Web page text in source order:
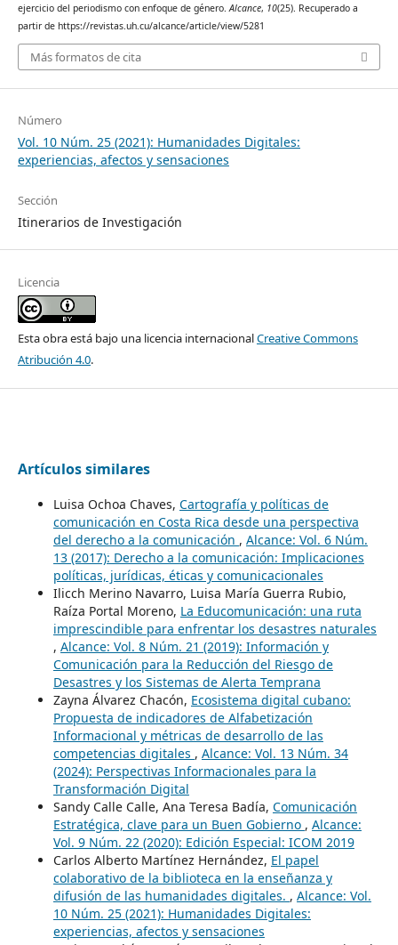
ejercicio del periodismo con enfoque de género.Alcance, 10(25). Recuperado a
partir de https://revistas.uh.cu/alcance/article/view/5281
Más formatos de cita
Número
Vol. 10 Núm. 25 (2021): Humanidades Digitales:
experiencias, afectos y sensaciones
Sección
Itinerarios de Investigación
Licencia
Esta obra está bajo una licencia internacionalCreative Commons
Atribución 4.0.
Artículos similares
Luisa Ochoa Chaves, Cartografía y políticas de
comunicación en Costa Rica desde una perspectiva
del derecho a la comunicación , Alcance: Vol. 6 Núm.
13 (2017): Derecho a la comunicación: Implicaciones
políticas, jurídicas, éticas y comunicacionales
Ilicch Merino Navarro, Luisa María Guerra Rubio,
Raíza Portal Moreno, La Educomunicación: una ruta
imprescindible para enfrentar los desastres naturales
, Alcance: Vol. 8 Núm. 21 (2019): Información y
Comunicación para la Reducción del Riesgo de
Desastres y los Sistemas de Alerta Temprana
Zayna Álvarez Chacón, Ecosistema digital cubano:
Propuesta de indicadores de Alfabetización
Informacional y métricas de desarrollo de las
competencias digitales , Alcance: Vol. 13 Núm. 34
(2024): Perspectivas Informacionales para la
Transformación Digital
Sandy Calle Calle, Ana Teresa Badía, Comunicación
Estratégica, clave para un Buen Gobierno , Alcance:
Vol. 9 Núm. 22 (2020): Edición Especial: ICOM 2019
Carlos Alberto Martínez Hernández, El papel
colaborativo de la biblioteca en la enseñanza y
difusión de las humanidades digitales. , Alcance: Vol.
10 Núm. 25 (2021): Humanidades Digitales:
experiencias, afectos y sensaciones